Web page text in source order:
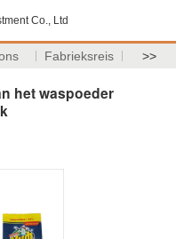
Co., Ltd
Fabrieksreis >>
het waspoeder